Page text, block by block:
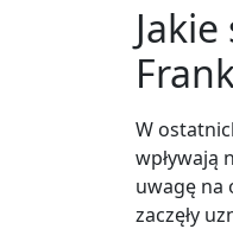
W
wpływają
uwagę na
zaczęły